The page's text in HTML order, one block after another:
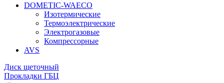
DOMETIC-WAECO
Изотермические
Термоэлектрические
Электрогазовые
Компрессорные
AVS
Диск щеточный
Прокладки ГБЦ